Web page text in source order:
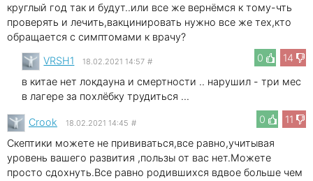
круглый год так и будут..или все же вернёмся к тому-чть
проверять и лечить,вакцинировать нужно все же тех,кто
обращается с симптомами к врачу?
0
14
VRSH1 18.02.2021 14:57 #
в китае нет локдауна и смертности .. нарушил - три мес
в лагере за похлёбку трудиться ...
0
11
Crook 18.02.2021 14:45 #
Скептики можете не прививаться,все равно,учитывая
уровень вашего развития ,пользы от вас нет.Можете
просто сдохнуть.Все равно родившихся вдвое больше чем